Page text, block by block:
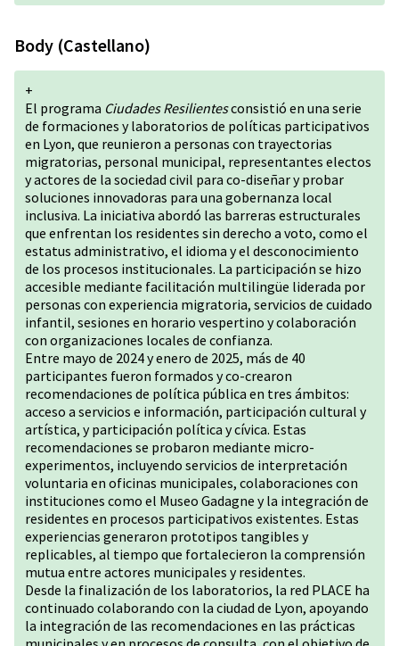
Body (Castellano)
+
El programa Ciudades Resilientesconsistió en una serie
de formaciones y laboratorios de políticas participativos
en Lyon, que reunieron a personas con trayectorias
migratorias, personal municipal, representantes electos
y actores de la sociedad civil para co-diseñar y probar
soluciones innovadoras para una gobernanza local
inclusiva. La iniciativa abordó las barreras estructurales
que enfrentan los residentes sin derecho a voto, como el
estatus administrativo, el idioma y el desconocimiento
de los procesos institucionales. La participación se hizo
accesible mediante facilitación multilingüe liderada por
personas con experiencia migratoria, servicios de cuidado
infantil, sesiones en horario vespertino y colaboración
con organizaciones locales de confianza.
Entre mayo de 2024 y enero de 2025, más de 40
participantes fueron formados y co-crearon
recomendaciones de política pública en tres ámbitos:
acceso a servicios e información, participación cultural y
artística, y participación política y cívica. Estas
recomendaciones se probaron mediante micro-
experimentos, incluyendo servicios de interpretación
voluntaria en oficinas municipales, colaboraciones con
instituciones como el Museo Gadagne y la integración de
residentes en procesos participativos existentes. Estas
experiencias generaron prototipos tangibles y
replicables, al tiempo que fortalecieron la comprensión
mutua entre actores municipales y residentes.
Desde la finalización de los laboratorios, la red PLACE ha
continuado colaborando con la ciudad de Lyon, apoyando
la integración de las recomendaciones en las prácticas